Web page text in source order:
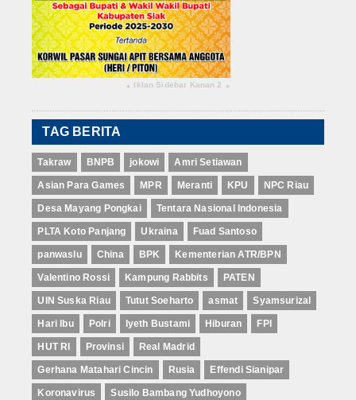
▴ Iklan Sidebar Kanan 2 ▴
TAG BERITA
Takraw BNPB jokowi Amri Setiawan
Asian Para Games MPR Meranti KPU NPC Riau
Desa Mayang Pongkai Tentara Nasional Indonesia
PLTA Koto Panjang Ukraina Fuad Santoso
panwaslu China BPK Kementerian ATR/BPN
Valentino Rossi Kampung Rabbits PATEN
UIN Suska Riau Tutut Soeharto asmat Syamsurizal
Hari Ibu Polri Iyeth Bustami Hiburan FPI
HUT RI Provinsi Real Madrid
Gerhana Matahari Cincin Rusia Effendi Sianipar
Koronavirus Susilo Bambang Yudhoyono